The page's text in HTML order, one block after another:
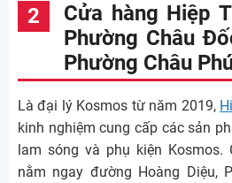
Cửa hàng Hiệp
Phường Châu
Phường Châu
Là đại lý Kosmos từ năm 2019,
kinh nghiệm cung cấp các sản
lam sóng và phụ kiện Kosmos.
nằm ngay đường Hoàng Diệu,